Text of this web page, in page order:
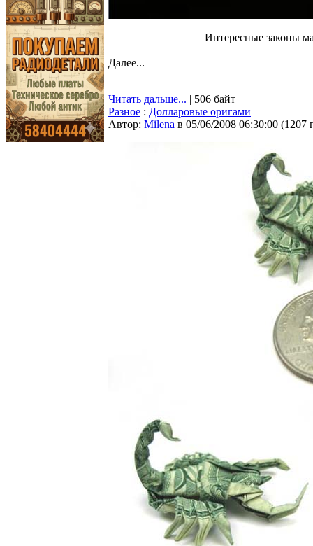
Интересные законы
Далее...
Читать дальше... | 506 байт
Разное : Долларовые оригами
Автор: Milena в 05/06/2008 06:30:00 (1207